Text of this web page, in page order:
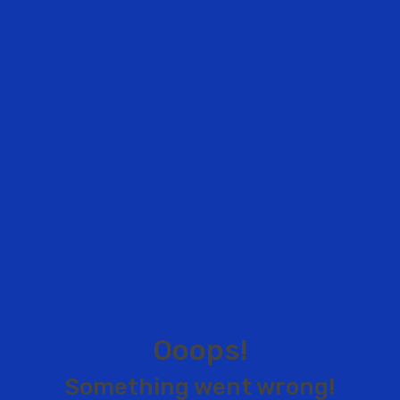
Ooops!
Something went wrong!